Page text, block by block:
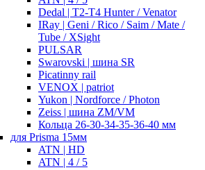
Dedal | T2-T4 Hunter / Venator
IRay | Geni / Rico / Saim / Mate /
Tube / XSight
PULSAR
Swarovski | шина SR
Picatinny rail
VENOX | patriot
Yukon | Nordforce / Photon
Zeiss | шина ZM/VM
Кольца 26-30-34-35-36-40 мм
для Prisma 15мм
ATN | HD
ATN | 4 / 5